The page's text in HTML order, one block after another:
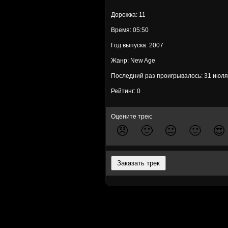
Дорожка: 11
Время: 05:50
Год выпуска: 2007
Жанр: New Age
Последний раз проигрывалось: 31
Рейтинг: 0
Оцените трек:
😠 🙁 😐 🙂 😍
Заказать трек